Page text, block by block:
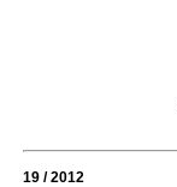
19 / 2012